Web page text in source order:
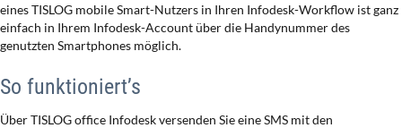
eines TISLOG mobile Smart-Nutzers in Ihren Infodesk-Workflow ist ganz
einfach in Ihrem Infodesk-Account über die Handynummer des
genutzten Smartphones möglich.
So funktioniert’s
Über TISLOG office Infodesk versenden Sie eine SMS mit den